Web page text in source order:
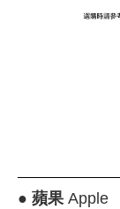
● 蘋果Apple